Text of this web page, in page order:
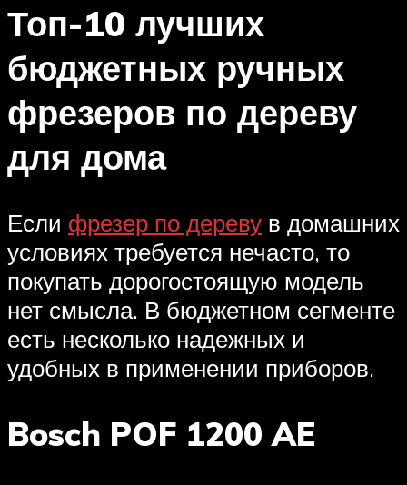
Топ-10 лучших
бюджетных ручных
фрезеров по дереву
для дома
Если фрезер по дереву в домашних
условиях требуется нечасто, то
покупать дорогостоящую модель
нет смысла. В бюджетном сегменте
есть несколько надежных и
удобных в применении приборов.
Bosch POF 1200 AE